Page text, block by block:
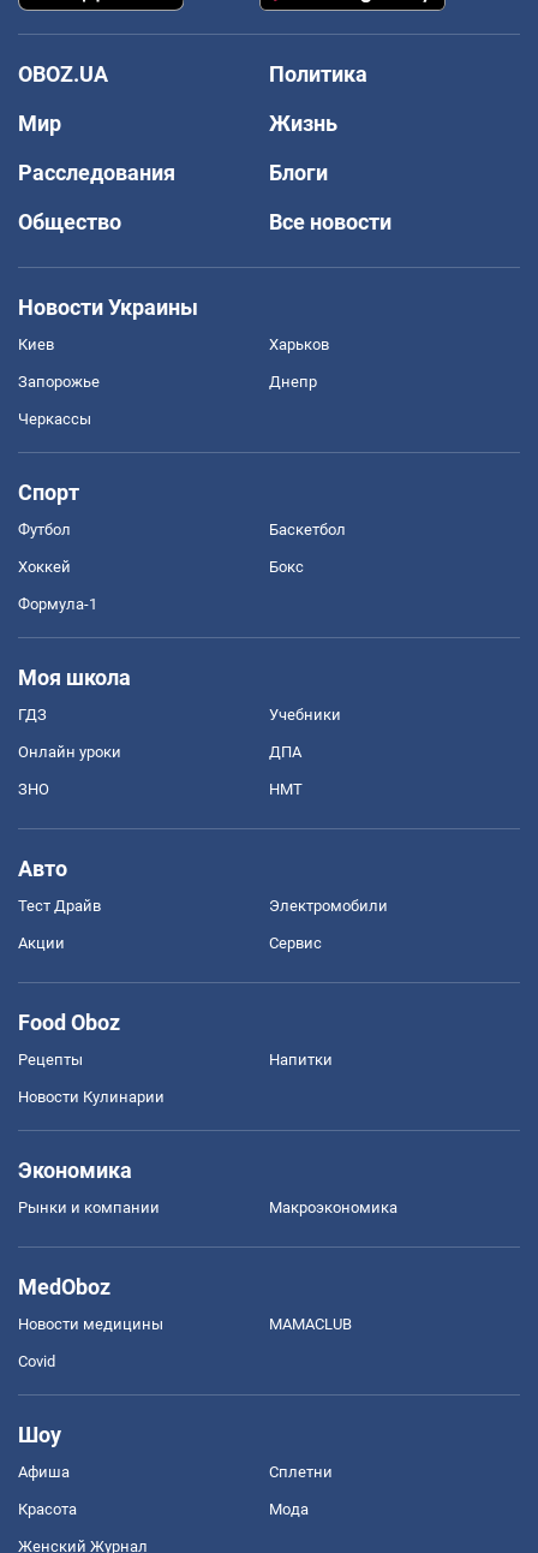
OBOZ.UA
Политика
Мир
Жизнь
Расследования
Блоги
Общество
Все новости
Новости Украины
Киев Харьков
Запорожье Днепр
Черкассы
Спорт
Футбол Баскетбол
Хоккей Бокс
Формула-1
Моя школа
ГДЗ Учебники
Онлайн уроки ДПА
ЗНО НМТ
Авто
Тест Драйв Электромобили
Акции Сервис
Food Oboz
Рецепты Напитки
Новости Кулинарии
Экономика
Рынки и компании Mакроэкономика
MedOboz
Новости медицины MAMACLUB
Covid
Шоу
Афиша Сплетни
Красота Мода
Женский Журнал